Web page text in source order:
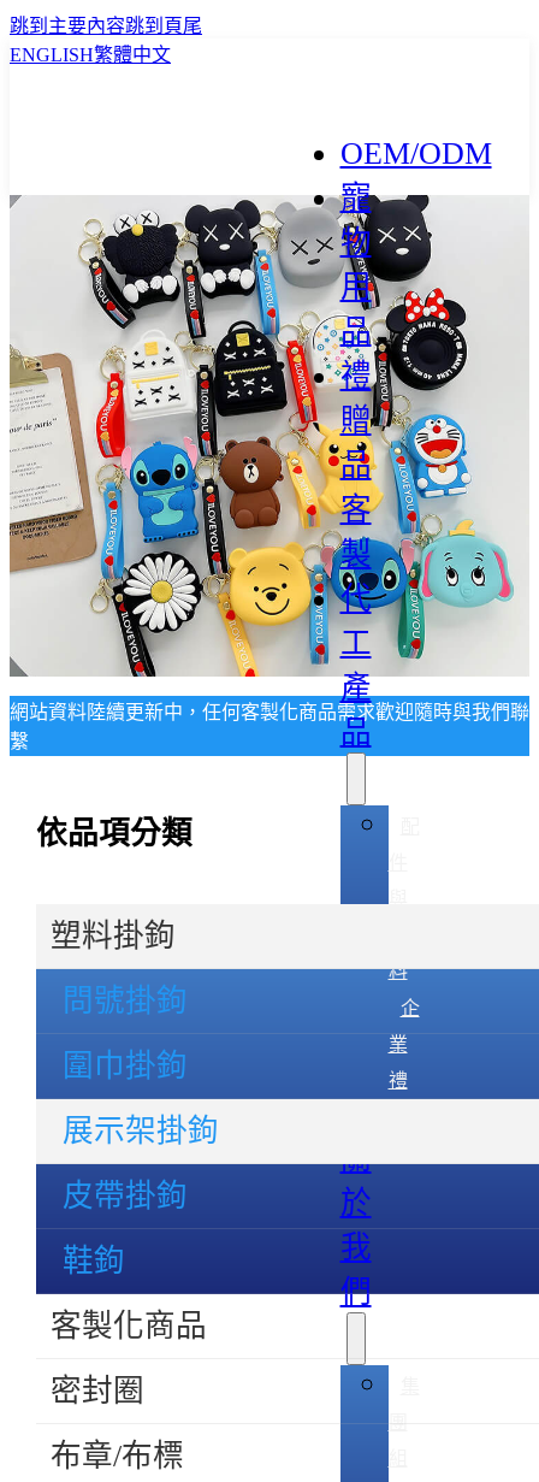
跳到主要內容跳到頁尾
ENGLISH繁體中文
OEM/ODM
寵
物
用
品
禮
贈
品
客
製
代
工
產
品
料
企
業
禮
關
於
我
們
團
網站資料陸續更新中，任何客製化商品需求歡迎隨時與我們聯
繫
依品項分類
塑料掛鉤
問號掛鉤
圍巾掛鉤
展示架掛鉤
皮帶掛鉤
鞋鉤
客製化商品
密封圈
布章/布標